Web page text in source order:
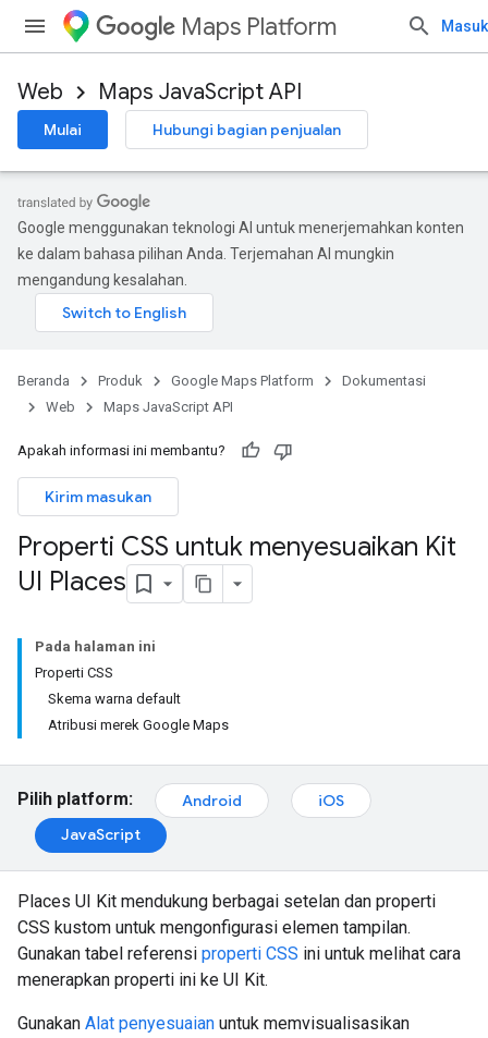
Maps Platform Masuk
Web Maps JavaScript API
Mulai Hubungi bagian penjualan
Google menggunakan teknologi AI untuk menerjemahkan konten
ke dalam bahasa pilihan Anda. Terjemahan AI mungkin
mengandung kesalahan.
Beranda Produk Google Maps Platform
Dokumentasi
Web
Maps JavaScript API
Apakah informasi ini membantu?
Kirim masukan
Properti CSS untuk menyesuaikan Kit
UI Places
Pada halaman ini
Properti CSS
Skema warna default
Atribusi merek Google Maps
Pilih platform: Android
iOS
JavaScript
Places UI Kit mendukung berbagai setelan dan properti
CSS kustom untuk mengonfigurasi elemen tampilan.
Gunakan tabel referensi properti CSS ini untuk melihat cara
menerapkan properti ini ke UI Kit.
Gunakan Alat penyesuaian untuk memvisualisasikan